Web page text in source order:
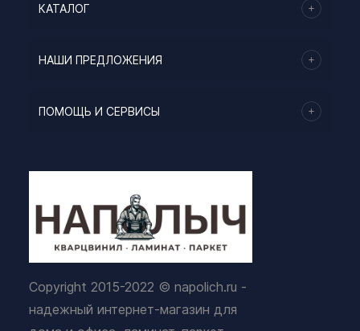
КАТАЛОГ
НАШИ ПРЕДЛОЖЕНИЯ
ПОМОЩЬ И СЕРВИСЫ
Copyright 2015-2022 © napolich.ru -
надежный интернет-магазин для